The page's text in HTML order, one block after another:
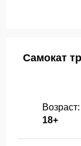
Самокат
Возраст:
18+